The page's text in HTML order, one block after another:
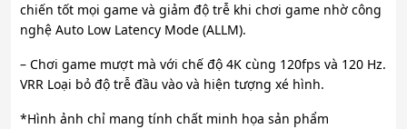
chiến tốt mọi game và giảm độ trễ khi chơi game nhờ công
nghệ Auto Low Latency Mode (ALLM).
– Chơi game mượt mà với chế độ 4K cùng 120fps và 120 Hz.
VRR Loại bỏ độ trễ đầu vào và hiện tượng xé hình.
*Hình ảnh chỉ mang tính chất minh họa sản phẩm